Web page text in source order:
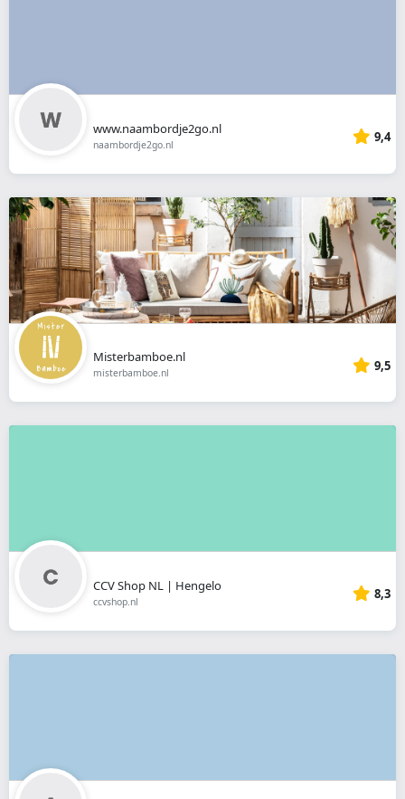
www.naambordje2go.nl
naambordje2go.nl 9,4
Misterbamboe.nl
misterbamboe.nl 9,5
CCV Shop NL | Hengelo
ccvshop.nl 8,3